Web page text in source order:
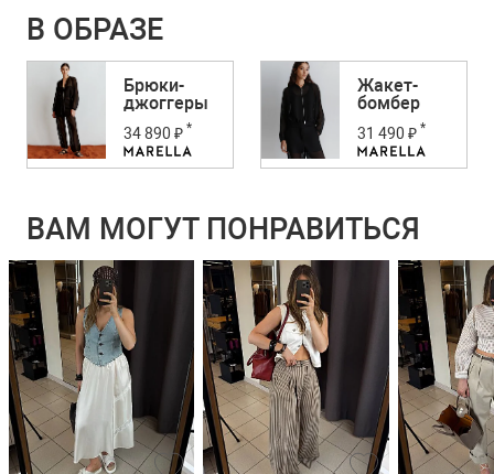
В ОБРАЗЕ
Брюки-
джоггеры
34 890 ₽ *
Жакет-
бомбер
31 490 ₽ *
ВАМ МОГУТ ПОНРАВИТЬСЯ